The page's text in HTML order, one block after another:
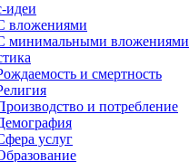
идеи
вложениями
минимальными вложениями
и смертность
и потребление
услуг